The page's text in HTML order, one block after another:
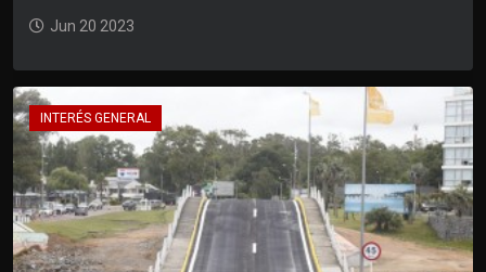
Jun 20 2023
INTERÉS GENERAL